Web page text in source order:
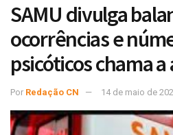
SAMU divulga
ocorrências e
psicóticos chama
Por Redação CN 14 de maio de